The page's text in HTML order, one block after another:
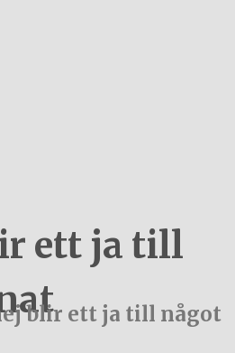
ett ja till
blir ett ja till något